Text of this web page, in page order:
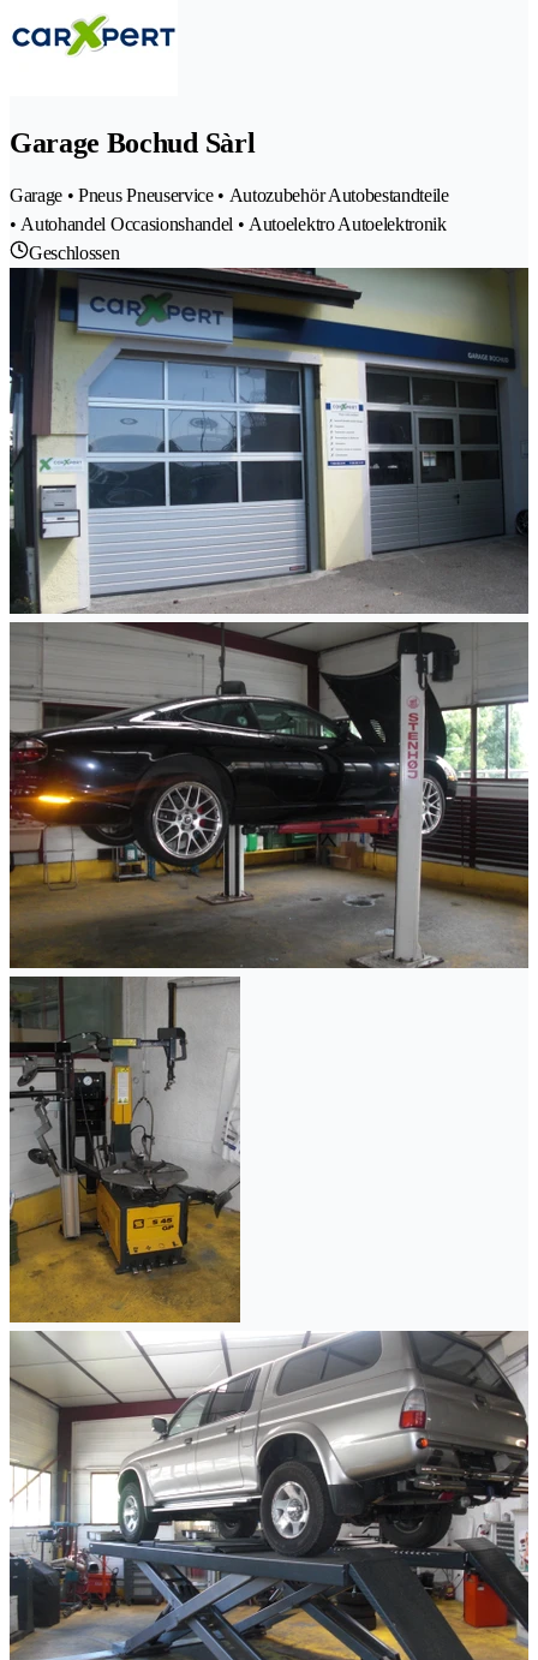
Garage Bochud Sàrl
Garage • Pneus Pneuservice • Autozubehör Autobestandteile
• Autohandel Occasionshandel • Autoelektro Autoelektronik
Geschlossen